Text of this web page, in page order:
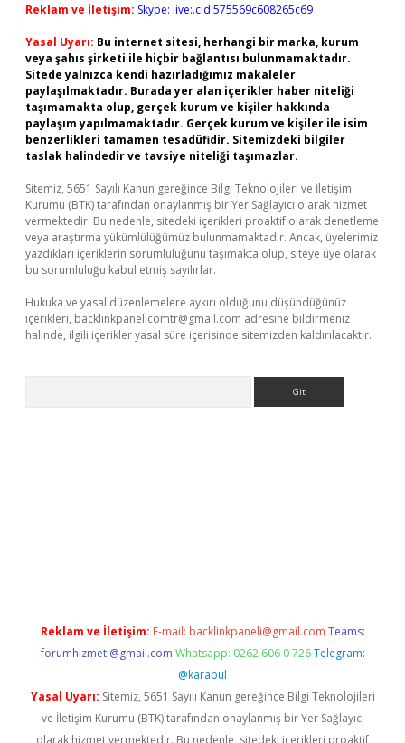
Reklam ve İletişim: Skype: live:.cid.575569c608265c69
Yasal Uyarı: Bu internet sitesi, herhangi bir marka, kurum
veya şahıs şirketi ile hiçbir bağlantısı bulunmamaktadır.
Sitede yalnızca kendi hazırladığımız makaleler
paylaşılmaktadır. Burada yer alan içerikler haber niteliği
taşımamakta olup, gerçek kurum ve kişiler hakkında
paylaşım yapılmamaktadır. Gerçek kurum ve kişiler ile isim
benzerlikleri tamamen tesadüfidir. Sitemizdeki bilgiler
taslak halindedir ve tavsiye niteliği taşımazlar.
Sitemiz, 5651 Sayılı Kanun gereğince Bilgi Teknolojileri ve İletişim
Kurumu (BTK) tarafından onaylanmış bir Yer Sağlayıcı olarak hizmet
vermektedir. Bu nedenle, sitedeki içerikleri proaktif olarak denetleme
veya araştırma yükümlülüğümüz bulunmamaktadır. Ancak, üyelerimiz
yazdıkları içeriklerin sorumluluğunu taşımakta olup, siteye üye olarak
bu sorumluluğu kabul etmiş sayılırlar.
Hukuka ve yasal düzenlemelere aykırı olduğunu düşündüğünüz
içerikleri, backlinkpanelicomtr@gmail.com adresine bildirmeniz
halinde, ilgili içerikler yasal süre içerisinde sitemizden kaldırılacaktır.
Reklam ve İletişim: E-mail: backlinkpaneli@gmail.com Teams:
forumhizmeti@gmail.com Whatsapp: 0262 606 0 726 Telegram:
@karabul
Yasal Uyarı: Sitemiz, 5651 Sayılı Kanun gereğince Bilgi Teknolojileri
ve İletişim Kurumu (BTK) tarafından onaylanmış bir Yer Sağlayıcı
olarak hizmet vermektedir. Bu nedenle, sitedeki içerikleri proaktif